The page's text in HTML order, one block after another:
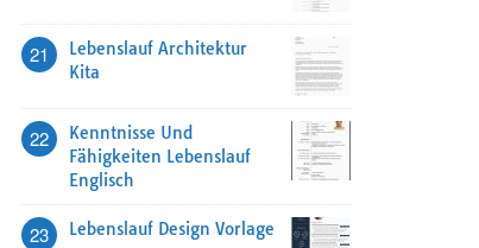
21
Lebenslauf Architektur
Kita
22
Kenntnisse Und
Fähigkeiten Lebenslauf
Englisch
23 Lebenslauf Design Vorlage